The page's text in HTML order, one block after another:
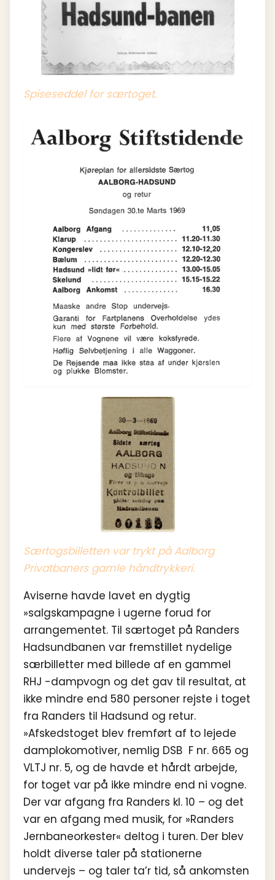
Spiseseddel for særtoget.
Særtogsbilletten var trykt på Aalborg
Privatbaners gamle håndtrykkeri.
Aviserne havde lavet en dygtig
»salgskampagne i ugerne forud for
arrangementet. Til særtoget på Randers
Hadsundbanen var fremstillet nydelige
særbilletter med billede af en gammel
RHJ -dampvogn og det gav til resultat, at
ikke mindre end 580 personer rejste i toget
fra Randers til Hadsund og retur.
»Afskedstoget blev fremført af to lejede
damplokomotiver, nemlig DSB F nr. 665 og
VLTJ nr. 5, og de havde et hårdt arbejde,
for toget var på ikke mindre end ni vogne.
Der var afgang fra Randers kl. 10 – og det
var en afgang med musik, for »Randers
Jernbaneorkester« deltog i turen. Der blev
holdt diverse taler på stationerne
undervejs – og taler ta’r tid, så ankomsten